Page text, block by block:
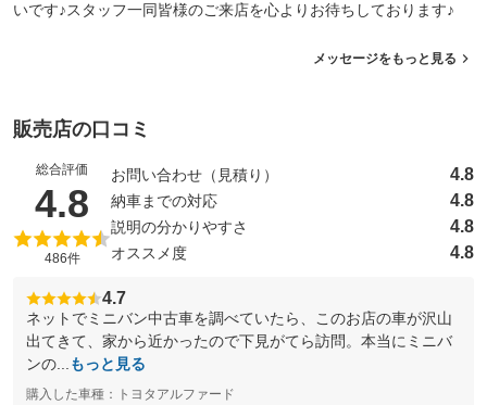
いです♪スタッフ一同皆様のご来店を心よりお待ちしております♪
メッセージをもっと見る
販売店の口コミ
総合評価
4.8 （5点満点中）
486件
お問い合わせ（見積り） 4.8
納車までの対応 4.8
説明の分かりやすさ 4.8
オススメ度 4.8
4.7
ネットでミニバン中古車を調べていたら、このお店の車が沢山
出てきて、家から近かったので下見がてら訪問。本当にミニバ
ンの...
もっと見る
購入した車種：トヨタアルファード